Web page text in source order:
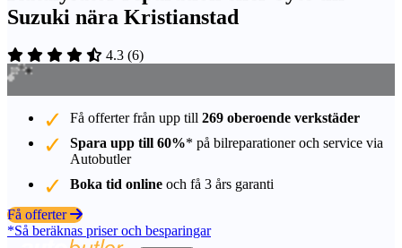
Suzuki nära Kristianstad
4.3 (6)
Få offerter från upp till 269 oberoende verkstäder
Spara upp till 60%* på bilreparationer och service via
Autobutler
Boka tid online och få 3 års garanti
Få offerter
*Så beräknas priser och besparingar